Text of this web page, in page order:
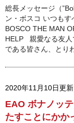
総長メッセージ（
ン・ボスコ いつも
BOSCO THE MAN
HELP 親愛なる友人
である皆さん、とり
2020年11月10日更新
EAO ボナノッ
たすことにかか